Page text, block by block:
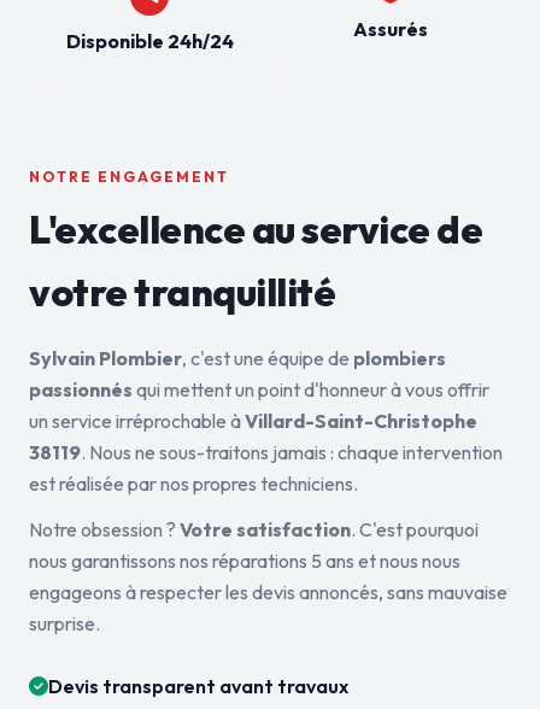
Disponible 24h/24 Assurés
NOTRE ENGAGEMENT
L'excellence au service de
votre tranquillité
Sylvain Plombier, c'est une équipe de plombiers
passionnés qui mettent un point d'honneur à vous offrir
un service irréprochable àVillard-Saint-Christophe
38119. Nous ne sous-traitons jamais : chaque intervention
est réalisée par nos propres techniciens.
Notre obsession ? Votre satisfaction. C'est pourquoi
nous garantissons nos réparations 5 ans et nous nous
engageons à respecter les devis annoncés, sans mauvaise
surprise.
Devis transparent avant travaux